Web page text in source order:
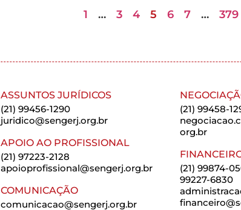
1 … 3 4 5 6 7 … 379
ASSUNTOS JURÍDICOS
(21) 99456-1290
juridico@sengerj.org.br
APOIO AO PROFISSIONAL
(21) 97223-2128
apoioprofissional@sengerj.org.br
COMUNICAÇÃO
comunicacao@sengerj.org.br
(21) 99458-
org.br
(21) 99874-
99227-6830